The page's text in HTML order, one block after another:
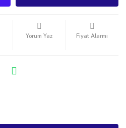
Yorum Yaz Fiyat Alarmı